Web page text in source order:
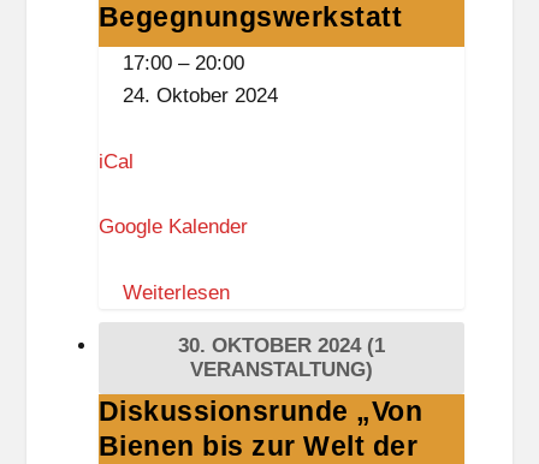
-
Mosaik
Begegnungswerkstatt
17:00 – 20:00
24. Oktober 2024
iCal
Google Kalender
Weiterlesen
30. OKTOBER 2024 (1
VERANSTALTUNG)
Diskussionsrunde
„Von
Diskussionsrunde „Von
Bienen bis zur Welt der